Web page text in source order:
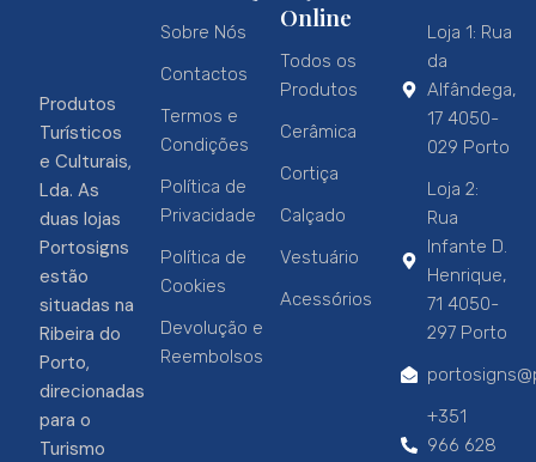
Produtos
Turísticos
e Culturais,
Lda. As
duas lojas
Portosigns
estão
situadas na
Ribeira do
Porto,
direcionadas
para o
Turismo
Sobre Nós
Contactos
Termos e
Condições
Política de
Privacidade
Política de
Cookies
Devolução e
Reembolsos
Online
Todos os
Produtos
Cerâmica
Cortiça
Calçado
Vestuário
Acessórios
Loja 1: Rua
da
Alfândega,
17 4050-
029 Porto
Loja 2:
Rua
Infante D.
Henrique,
71 4050-
297 Porto
+351
966 628